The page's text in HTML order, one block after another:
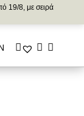
19/8, με σειρά